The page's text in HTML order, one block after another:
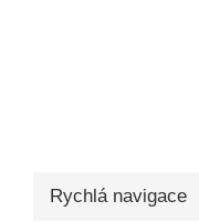
Rychlá navigace